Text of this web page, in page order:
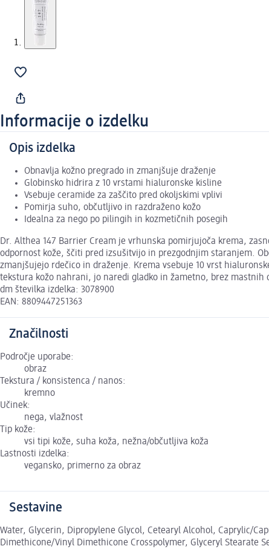
Informacije o izdelku
Opis izdelka
Obnavlja kožno pregrado in zmanjšuje draženje
Globinsko hidrira z 10 vrstami hialuronske kisline
Vsebuje ceramide za zaščito pred okoljskimi vplivi
Pomirja suho, občutljivo in razdraženo kožo
Idealna za nego po pilingih in kozmetičnih posegih
Dr. Althea 147 Barrier Cream je vrhunska pomirjujoča krema,
odpornost kože, ščiti pred izsušitvijo in prezgodnjim staranjem.
zmanjšujejo rdečico in draženje. Krema vsebuje 10 vrst
tekstura kožo nahrani, jo naredi gladko in žametno, brez
dm številka izdelka: 3078900
EAN: 8809447251363
Značilnosti
Področje uporabe:
obraz
Tekstura / konsistenca / nanos:
kremno
Učinek:
nega, vlažnost
Tip kože:
vsi tipi kože, suha koža, nežna/občutljiva koža
Lastnosti izdelka:
vegansko, primerno za obraz
Sestavine
Water, Glycerin, Dipropylene Glycol, Cetearyl Alcohol, Caprylic/
Dimethicone/Vinyl Dimethicone Crosspolymer, Glyceryl Stearate